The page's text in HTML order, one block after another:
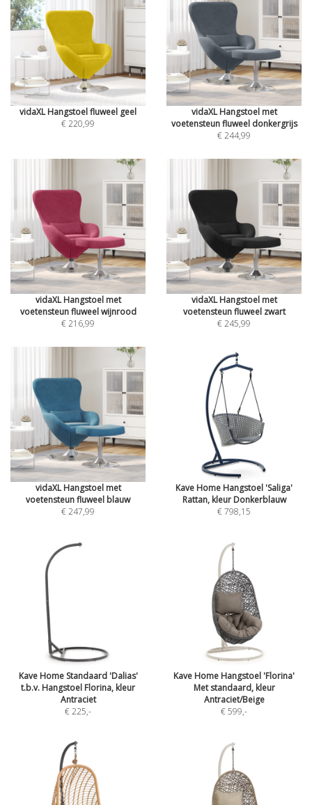
vidaXL Hangstoel fluweel geel
€ 220,99
vidaXL Hangstoel met
voetensteun fluweel donkergrijs
€ 244,99
vidaXL Hangstoel met
voetensteun fluweel wijnrood
€ 216,99
vidaXL Hangstoel met
voetensteun fluweel zwart
€ 245,99
vidaXL Hangstoel met
voetensteun fluweel blauw
€ 247,99
Kave Home Hangstoel 'Saliga'
Rattan, kleur Donkerblauw
€ 798,15
Kave Home Standaard 'Dalias'
t.b.v. Hangstoel Florina, kleur
Antraciet
€ 225,-
Kave Home Hangstoel 'Florina'
Met standaard, kleur
Antraciet/Beige
€ 599,-